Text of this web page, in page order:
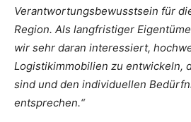
Verantwortungsbewusstsein für
Region. Als langfristiger
wir sehr daran interessiert,
Logistikimmobilien zu entwickeln,
sind und den individuellen
entsprechen.“